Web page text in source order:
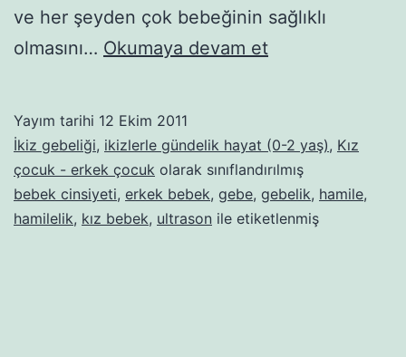
ve her şeyden çok bebeğinin sağlıklı
olmasını… Okumaya devam etBir
Oğlan
Yayım tarihi 12 Ekim 2011
İkiz gebeliği, ikizlerle gündelik hayat (0-2 yaş), Kız
çocuk - erkek çocuk olarak sınıflandırılmış
bebek cinsiyeti, erkek bebek, gebe, gebelik, hamile,
hamilelik, kız bebek, ultrason ile etiketlenmiş